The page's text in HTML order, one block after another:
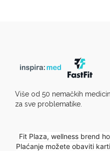
Više od 50 nemačkih
za sve problematike.
Fit Plaza, wellness brend
Plaćanje možete obaviti